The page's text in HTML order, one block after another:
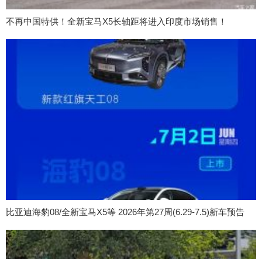
不再中国特供！全新宝马X5长轴距将进入印度市场销售！
比亚迪海豹08/全新宝马X5等 2026年第27周(6.29-7.5)新车预告